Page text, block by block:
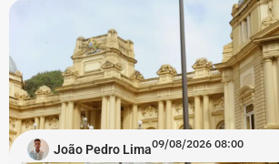
João Pedro Lima09/08/2026 08:00